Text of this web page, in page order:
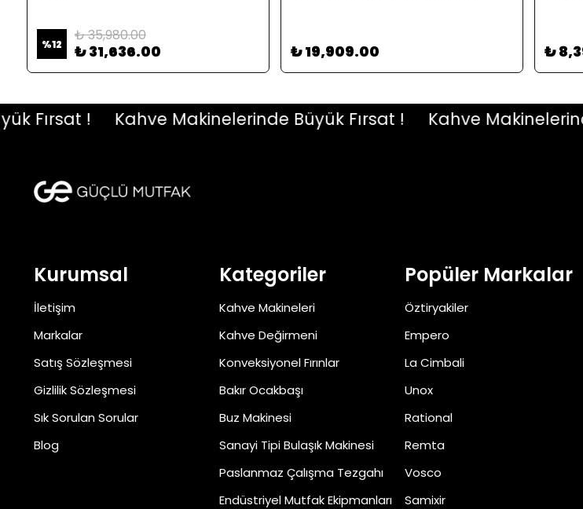
%12 ₺ 35,980.00
₺ 31,636.00 ₺ 19,909.00 ₺
! Kahve Makinelerinde Büyük Fırsat ! Kahve Makinelerinde
Kurumsal
İletişim
Markalar
Satış Sözleşmesi
Gizlilik Sözleşmesi
Sık Sorulan Sorular
Blog
Kategoriler
Kahve Makineleri
Kahve Değirmeni
Konveksiyonel Fırınlar
Bakır Ocakbaşı
Buz Makinesi
Sanayi Tipi Bulaşık Makinesi
Paslanmaz Çalışma Tezgahı
Endüstriyel Mutfak Ekipmanları
Popüler Markalar
Öztiryakiler
Empero
La Cimbali
Unox
Rational
Remta
Vosco
Samixir